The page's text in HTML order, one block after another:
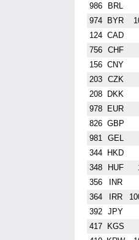
986 BRL
974 BYR
124 CAD
756 CHF
156 CNY
203 CZK
208 DKK
978 EUR
826 GBP
981 GEL
344 HKD
348 HUF
356 INR
364 IRR
392 JPY
417 KGS